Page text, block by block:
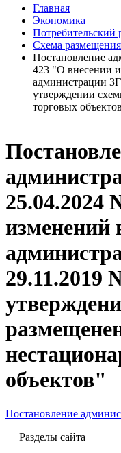
25.04.2024
изменений
объектов"
Постановление
Разделы сайта
Главная
Экономика
Потребительский
Схема
Постановление
423 "О внесении
администрации
утверждении
торговых